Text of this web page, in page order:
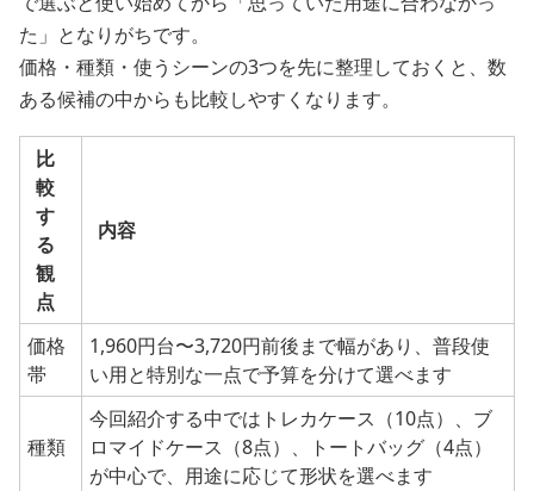
た」となりがちです。
価格・種類・使うシーンの3つを先に整理しておくと、数
ある候補の中からも比較しやすくなります。
比
較
す
る
観
点
内容
価格
帯
1,960円台〜3,720円前後まで幅があり、普段使
い用と特別な一点で予算を分けて選べます
種類
今回紹介する中ではトレカケース（10点）、ブ
ロマイドケース（8点）、トートバッグ（4点）
が中心で、用途に応じて形状を選べます